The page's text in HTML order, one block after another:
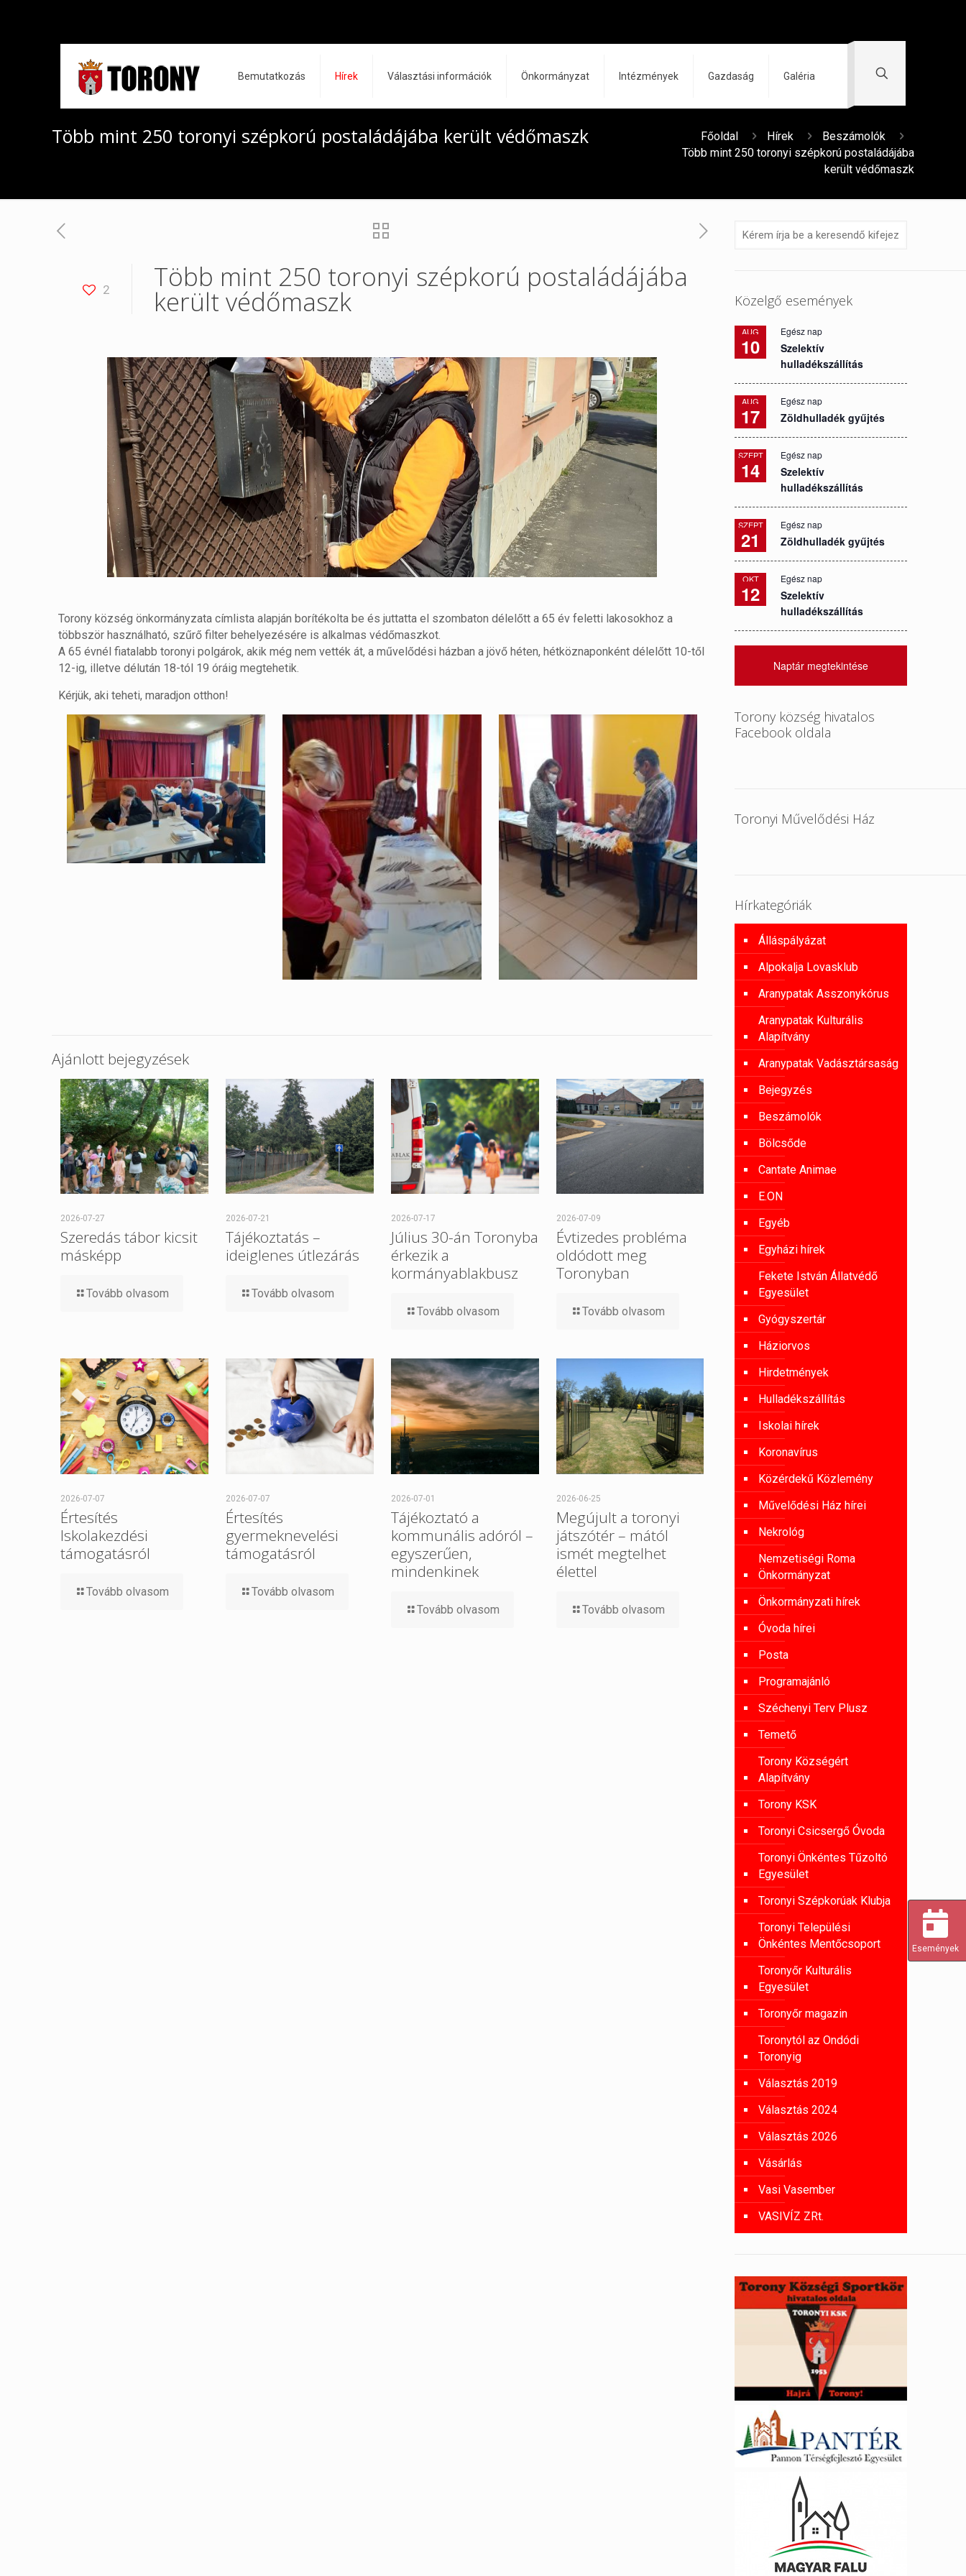
Bemutatkozás Hírek Választási információk Önkormányzat Intézmények Gazdaság Galéria
Több mint 250 toronyi szépkorú postaládájába került védőmaszk Főoldal Hírek
Beszámolók
Több mint 250 toronyi szépkorú postaládájába
került védőmaszk
2 Több mint 250 toronyi szépkorú postaládájába
került védőmaszk
Torony község önkormányzata címlista alapján borítékolta be és juttatta el szombaton délelőtt a 65 év feletti lakosokhoz a
többször használható, szűrő filter behelyezésére is alkalmas védőmaszkot.
A 65 évnél fiatalabb toronyi polgárok, akik még nem vették át, a művelődési házban a jövő héten, hétköznaponként délelőtt 10-től
12-ig, illetve délután 18-tól 19 óráig megtehetik.
Kérjük, aki teheti, maradjon otthon!
Ajánlott bejegyzések
2026-07-27
Szeredás tábor kicsit
másképp
Tovább olvasom
2026-07-21
Tájékoztatás –
ideiglenes útlezárás
Tovább olvasom
2026-07-17
Július 30-án Toronyba
érkezik a
kormányablakbusz
Tovább olvasom
2026-07-09
Évtizedes probléma
oldódott meg
Toronyban
Tovább olvasom
2026-07-07
Értesítés
Iskolakezdési
támogatásról
Tovább olvasom
2026-07-07
Értesítés
gyermeknevelési
támogatásról
Tovább olvasom
2026-07-01
Tájékoztató a
kommunális adóról –
egyszerűen,
mindenkinek
Tovább olvasom
2026-06-25
Megújult a toronyi
játszótér – mától
ismét megtelhet
élettel
Tovább olvasom
Közelgő események
AUG
10
Egész nap
Szelektív
hulladékszállítás
AUG
17
Egész nap
Zöldhulladék gyűjtés
SZEPT
14
Egész nap
Szelektív
hulladékszállítás
SZEPT
21
Egész nap
Zöldhulladék gyűjtés
OKT
12
Egész nap
Szelektív
hulladékszállítás
Naptár megtekintése
Torony község hivatalos
Facebook oldala
Toronyi Művelődési Ház
Hírkategóriák
Álláspályázat
Alpokalja Lovasklub
Aranypatak Asszonykórus
Aranypatak Kulturális
Alapítvány
Aranypatak Vadásztársaság
Bejegyzés
Beszámolók
Bölcsőde
Cantate Animae
E.ON
Egyéb
Egyházi hírek
Fekete István Állatvédő
Egyesület
Gyógyszertár
Háziorvos
Hirdetmények
Hulladékszállítás
Iskolai hírek
Koronavírus
Közérdekű Közlemény
Művelődési Ház hírei
Nekrológ
Nemzetiségi Roma
Önkormányzat
Önkormányzati hírek
Óvoda hírei
Posta
Programajánló
Széchenyi Terv Plusz
Temető
Torony Községért
Alapítvány
Torony KSK
Toronyi Csicsergő Óvoda
Toronyi Önkéntes Tűzoltó
Egyesület
Toronyi Szépkorúak Klubja
Toronyi Települési
Önkéntes Mentőcsoport
Toronyőr Kulturális
Egyesület
Toronyőr magazin
Toronytól az Ondódi
Toronyig
Választás 2019
Választás 2024
Választás 2026
Vásárlás
Vasi Vasember
VASIVÍZ ZRt.
Események